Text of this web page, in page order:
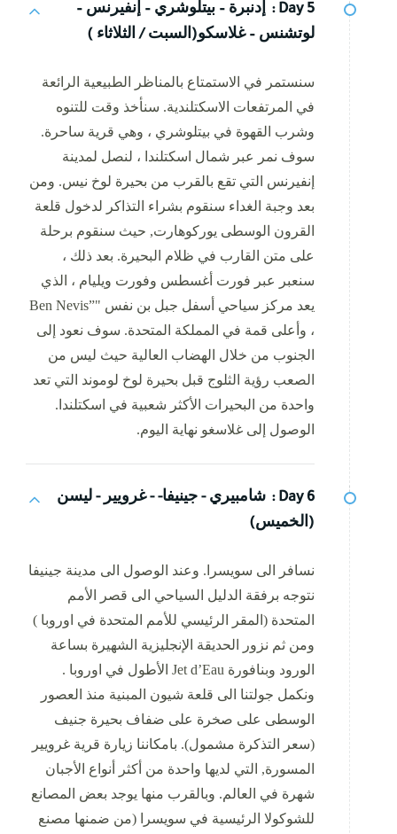
Day 5 :
إدنبرة – بيتلوشري – إنفيرنس –
لوتشنس – غلاسكو(السبت / الثلاثاء )
سنستمر في الاستمتاع بالمناظر الطبيعية الرائعة
في المرتفعات الاسكتلندية. سنأخذ وقت للتنوه
وشرب القهوة في بيتلوشري ، وهي قرية ساحرة.
سوف نمر عبر شمال اسكتلندا ، لنصل لمدينة
إنفيرنس التي تقع بالقرب من بحيرة لوخ نيس. ومن
بعد وجبة الغداء سنقوم بشراء التذاكر لدخول قلعة
القرون الوسطى يوركوهارت, حيث سنقوم برحلة
على متن القارب في ظلام البحيرة. بعد ذلك ،
سنعبر عبر فورت أغسطس وفورت ويليام ، الذي
يعد مركز سياحي أسفل جبل بن نفس "”Ben Nevis
، وأعلى قمة في المملكة المتحدة. سوف نعود إلى
الجنوب من خلال الهضاب العالية حيث ليس من
الصعب رؤية الثلوج قبل بحيرة لوخ لوموند التي تعد
واحدة من البحيرات الأكثر شعبية في اسكتلندا.
الوصول إلى غلاسغو نهاية اليوم.
Day 6 :
شامبيري - جينيفا- - غرويير - ليسن
(الخميس)
نسافر الى سويسرا. وعند الوصول الى مدينة جينيفا
نتوجه برفقة الدليل السياحي الى قصر الأمم
المتحدة (المقر الرئيسي للأمم المتحدة في اوروبا )
ومن ثم نزور الحديقة الإنجليزية الشهيرة بساعة
الورود وبنافورة Jet d’Eau الأطول في اوروبا .
ونكمل جولتنا الى قلعة شيون المبنية منذ العصور
الوسطى على صخرة على ضفاف بحيرة جنيف
(سعر التذكرة مشمول). بامكاننا زيارة قرية غرويير
المسورة, التي لديها واحدة من أكثر أنواع الأجبان
شهرة في العالم. وبالقرب منها يوجد بعض المصانع
للشوكولا الرئيسية في سويسرا (من ضمنها مصنع